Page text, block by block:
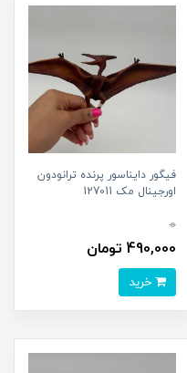
فیگور دایناسور پرنده ترانودون
اورجینال مک 127011
0
490,000 تومان